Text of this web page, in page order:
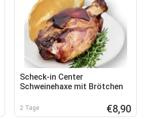
Scheck-in Center
Schweinehaxe mit Brötchen
2 Tage €8,90